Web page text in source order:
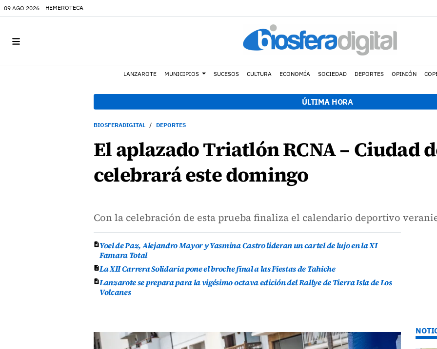
09 AGO 2026 HEMEROTECA
LANZAROTE MUNICIPIOS SUCESOS CULTURA ECONOMÍA SOCIEDAD DEPORTES OPINIÓN
ÚLTIMA HORA
BIOSFERADIGITAL DEPORTES
El aplazado Triatlón RCNA – Ciudad
celebrará este domingo
Con la celebración de esta prueba finaliza el calendario deportivo
Yoel de Paz, Alejandro Mayor y Yasmina Castro lideran un cartel de lujo en la XI
Famara Total
La XII Carrera Solidaria pone el broche final a las Fiestas de Tahiche
Lanzarote se prepara para la vigésimo octava edición del Rallye de Tierra Isla de Los
Volcanes